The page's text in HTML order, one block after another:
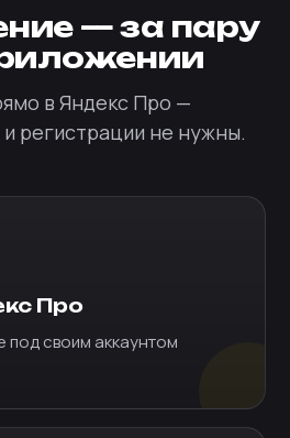
— за пару
в Яндекс Про —
регистрации не нужны.
Про
под своим аккаунтом